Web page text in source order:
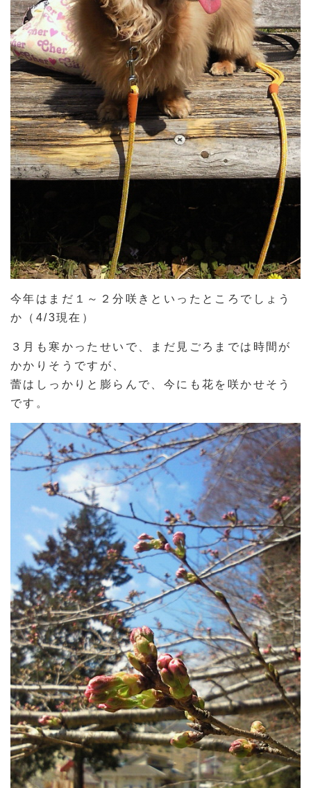
今年はまだ１～２分咲きといったところでしょう
か（4/3現在）
３月も寒かったせいで、まだ見ごろまでは時間が
かかりそうですが、
蕾はしっかりと膨らんで、今にも花を咲かせそう
です。